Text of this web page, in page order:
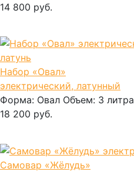
14 800 руб.
Набор «Овал»
электрический, латунный
Форма: Овал Объем: 3 литра
18 200 руб.
Самовар «Жёлудь»